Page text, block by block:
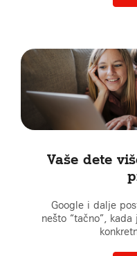
Vaše dete
Google i dalje
nešto “tačno”,